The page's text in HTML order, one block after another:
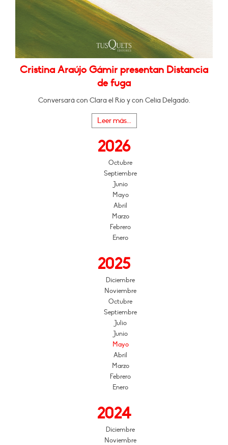
Cristina Araújo Gámir presentan Distancia
de fuga
Conversará con Clara el Río y con Celia Delgado.
Leer más...
2026
Octubre
Septiembre
Junio
Mayo
Abril
Marzo
Febrero
Enero
2025
Diciembre
Noviembre
Octubre
Septiembre
Julio
Junio
Mayo
Abril
Marzo
Febrero
Enero
2024
Diciembre
Noviembre